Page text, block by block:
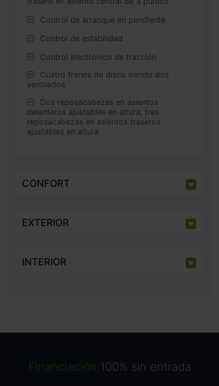
Control de arranque en pendiente
Control de estabilidad
Control electrónico de tracción
ventilados
delanteros ajustables en altura, tres
reposacabezas en asientos traseros
ajustables en altura
CONFORT
EXTERIOR
INTERIOR
Financiación 100% sin entrada